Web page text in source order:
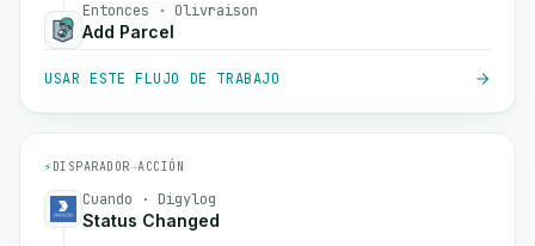
Entonces · Olivraison
Add Parcel
USAR ESTE FLUJO DE TRABAJO
⚡ DISPARADOR→ACCIÓN
Cuando · Digylog
Status Changed